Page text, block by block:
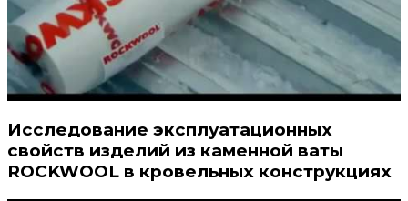
Исследование эксплуатационных
свойств изделий из каменной ваты
ROCKWOOL в кровельных конструкциях